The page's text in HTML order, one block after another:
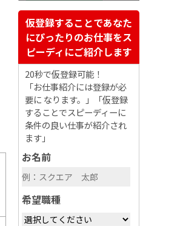
仮登録することであなた
にぴったりのお仕事をス
ピーディにご紹介します
20秒で仮登録可能！
「お仕事紹介には登録が必
要に なります。」「仮登録
することでスピーディーに
条件の良い仕事が紹介され
ます」
お名前
希望職種